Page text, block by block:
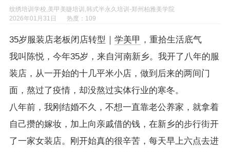
纹绣培训学校,美甲美睫培训,韩式半永久培训-郑州柏雅美学院
2026年01月31日
热度：109
35岁服装店老板闭店转型｜ 学美甲 ，重拾生活底气
我叫陈悦，今年35岁，来自河南新乡。我开了八年的服
装店，从一开始的十几平米小店，做到后来的两间门
面，熬过了疫情，却没熬过实体行业的寒冬。
八年前，我刚结婚不久，不想一直靠老公养家，就拿着
自己攒的嫁妆，加上向亲戚借的钱，在新乡的步行街开
了一家女装店。刚开始真的很辛苦，每天早上六点去进